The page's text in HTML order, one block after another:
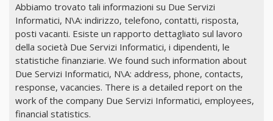
Abbiamo trovato tali informazioni su Due Servizi
Informatici, N\A: indirizzo, telefono, contatti, risposta,
posti vacanti. Esiste un rapporto dettagliato sul lavoro
della società Due Servizi Informatici, i dipendenti, le
statistiche finanziarie. We found such information about
Due Servizi Informatici, N\A: address, phone, contacts,
response, vacancies. There is a detailed report on the
work of the company Due Servizi Informatici, employees,
financial statistics.